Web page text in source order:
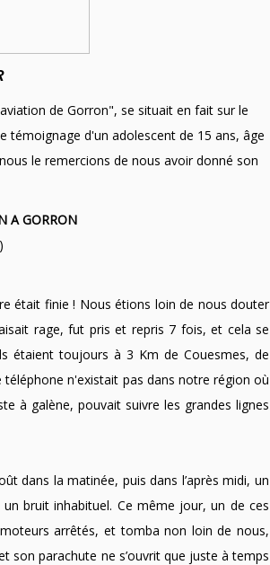
de Gorron", se situait en fait sur le
témoignage d'un adolescent de 15 ans, âge
le remercions de nous avoir donné son
A GORRON
était finie ! Nous étions loin de nous douter
rage, fut pris et repris 7 fois, et cela se
étaient toujours à 3 Km de Couesmes, de
n'existait pas dans notre région où
à galène, pouvait suivre les grandes lignes
dans la matinée, puis dans l’après midi, un
bruit inhabituel. Ce même jour, un de ces
arrêtés, et tomba non loin de nous,
son parachute ne s’ouvrit que juste à temps